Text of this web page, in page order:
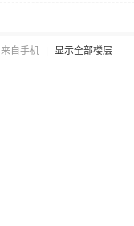
来自手机 显示全部楼层